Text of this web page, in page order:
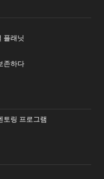
플래닛
존하다
토링 프로그램